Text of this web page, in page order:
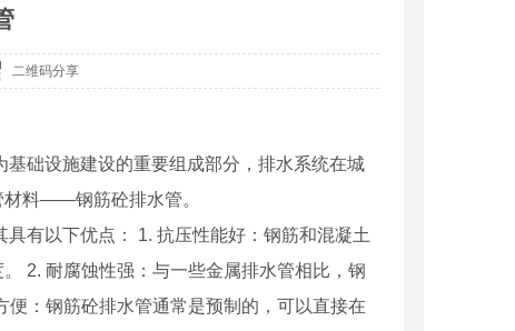
二维码分享
础设施建设的重要组成部分，排水系统在城
材料——钢筋砼排水管。
有以下优点： 1. 抗压性能好：钢筋和混凝土
2. 耐腐蚀性强：与一些金属排水管相比，钢
：钢筋砼排水管通常是预制的，可以直接在